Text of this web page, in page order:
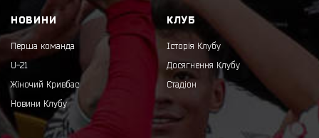
НОВИНИ
Перша команда
U-21
Жіночий Кривбас
Новини Клубу
КЛУБ
Історія Клубу
Досягнення Клубу
Стадіон